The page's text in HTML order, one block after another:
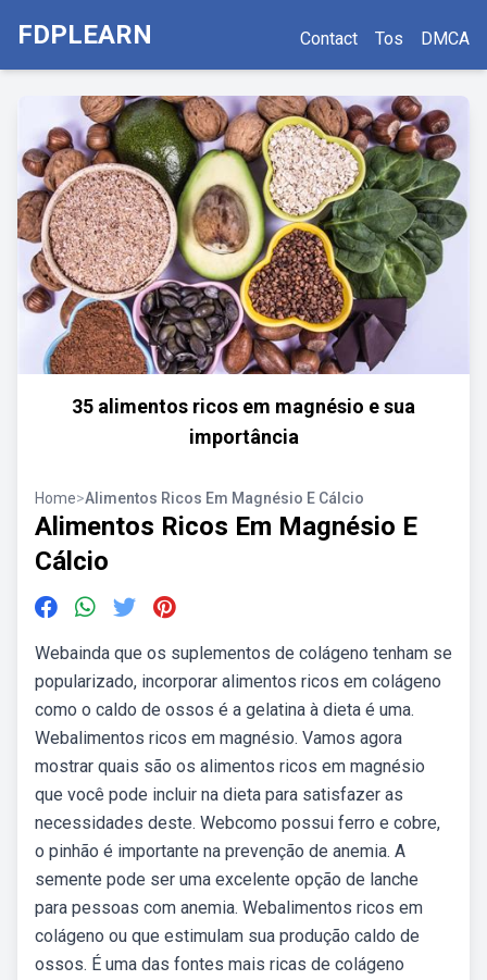
FDPLEARN Contact Tos DMCA
35 alimentos ricos em magnésio e sua
importância
Home>Alimentos Ricos Em Magnésio E Cálcio
Alimentos Ricos Em Magnésio E
Cálcio
Webainda que os suplementos de colágeno tenham se
popularizado, incorporar alimentos ricos em colágeno
como o caldo de ossos é a gelatina à dieta é uma.
Webalimentos ricos em magnésio. Vamos agora
mostrar quais são os alimentos ricos em magnésio
que você pode incluir na dieta para satisfazer as
necessidades deste. Webcomo possui ferro e cobre,
o pinhão é importante na prevenção de anemia. A
semente pode ser uma excelente opção de lanche
para pessoas com anemia. Webalimentos ricos em
colágeno ou que estimulam sua produção caldo de
ossos. É uma das fontes mais ricas de colágeno